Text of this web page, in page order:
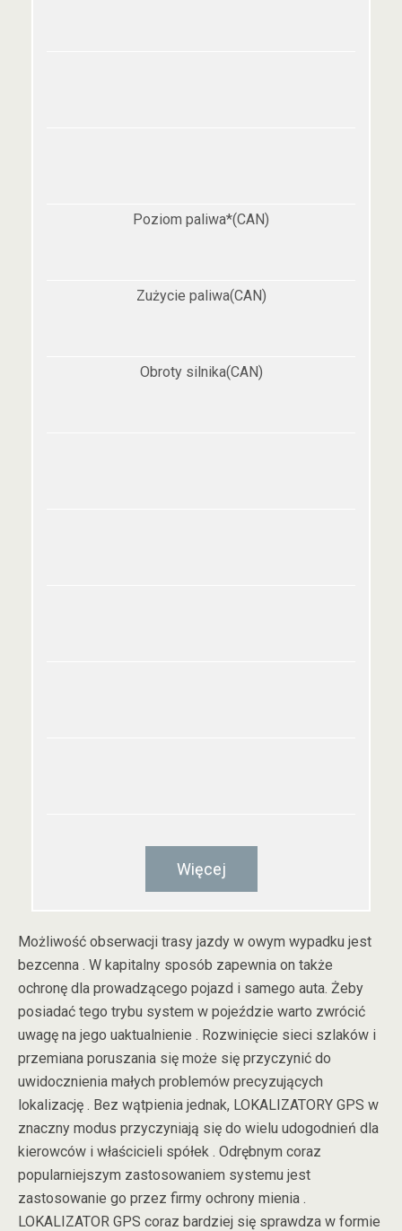
Poziom paliwa*(CAN)
Zużycie paliwa(CAN)
Obroty silnika(CAN)
Więcej
Możliwość obserwacji trasy jazdy w owym wypadku jest
bezcenna . W kapitalny sposób zapewnia on także
ochronę dla prowadzącego pojazd i samego auta. Żeby
posiadać tego trybu system w pojeździe warto zwrócić
uwagę na jego uaktualnienie . Rozwinięcie sieci szlaków i
przemiana poruszania się może się przyczynić do
uwidocznienia małych problemów precyzujących
lokalizację . Bez wątpienia jednak, LOKALIZATORY GPS w
znaczny modus przyczyniają się do wielu udogodnień dla
kierowców i właścicieli spółek . Odrębnym coraz
popularniejszym zastosowaniem systemu jest
zastosowanie go przez firmy ochrony mienia .
LOKALIZATOR GPS coraz bardziej się sprawdza w formie